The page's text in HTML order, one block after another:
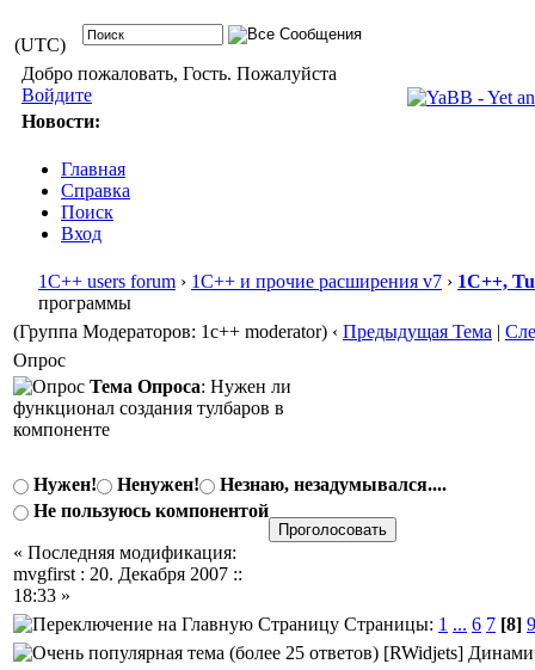
(UTC)
Добро пожаловать, Гость. Пожалуйста
Войдите
Новости:
Главная
Справка
Поиск
Вход
1С++ users forum › 1С++ и прочие расширения v7 › 1С++,
программы
(Группа Модераторов: 1c++ moderator) ‹ Предыдущая Тема |
Опрос
Тема Опроса: Нужен ли
функционал создания тулбаров в
компоненте
Нужен! Ненужен!
Незнаю, незадумывался....
Не пользуюсь компонентой
« Последняя модификация:
mvgfirst : 20. Декабря 2007 ::
18:33 »
Страницы: 1 ... 6 7 [8] 9
[RWidjets]